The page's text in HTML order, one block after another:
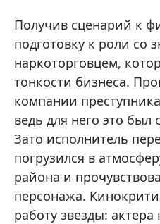
Получив сценарий к
подготовку к роли со
наркоторговцем,
тонкости бизнеса.
компании
ведь для него это
Зато исполнитель
погрузился в
района и
персонажа.
работу звезды: